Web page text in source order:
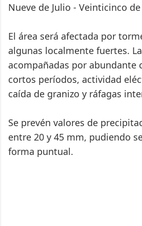
Nueve de Julio - Veinticinco
El área será afectada por
algunas localmente fuertes.
acompañadas por abundante
cortos períodos, actividad
caída de granizo y ráfagas
Se prevén valores de
entre 20 y 45 mm, pudiendo
forma puntual.